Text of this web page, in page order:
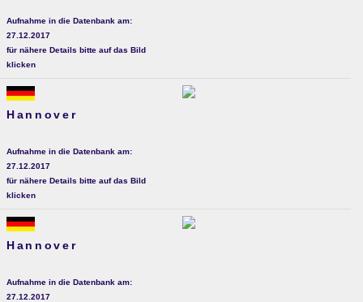
Aufnahme in die Datenbank am:
27.12.2017
für nähere Details bitte auf das Bild
klicken
Hannover
Aufnahme in die Datenbank am:
27.12.2017
für nähere Details bitte auf das Bild
klicken
Hannover
Aufnahme in die Datenbank am:
27.12.2017